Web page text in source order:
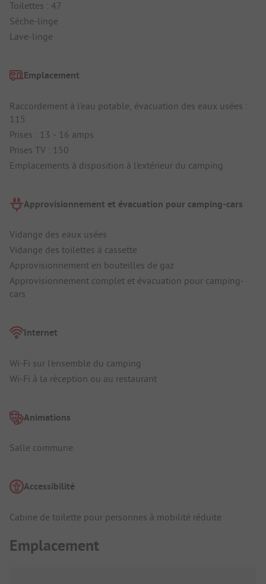
Toilettes : 47
Sèche-linge
Lave-linge
Emplacement
Raccordement à l'eau potable, évacuation des eaux usées :
115
Prises : 13 - 16 amps
Prises TV : 150
Emplacements à disposition à l'extérieur du camping
Approvisionnement et évacuation pour camping-cars
Vidange des eaux usées
Vidange des toilettes à cassette
Approvisionnement en bouteilles de gaz
Approvisionnement complet et évacuation pour camping-
cars
Internet
Wi-Fi sur l'ensemble du camping
Wi-Fi à la réception ou au restaurant
Animations
Salle commune
Accessibilité
Cabine de toilette pour personnes à mobilité réduite
Emplacement